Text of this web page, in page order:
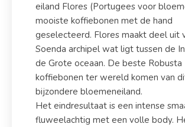
eiland Flores (Portugees voor
mooiste koffiebonen met de hand
geselecteerd. Flores maakt deel uit
Soenda archipel wat ligt tussen de
de Grote oceaan. De beste Robusta
koffiebonen ter wereld komen van
bijzondere bloemeneiland.
Het eindresultaat is een intense
fluweelachtig met een volle body.